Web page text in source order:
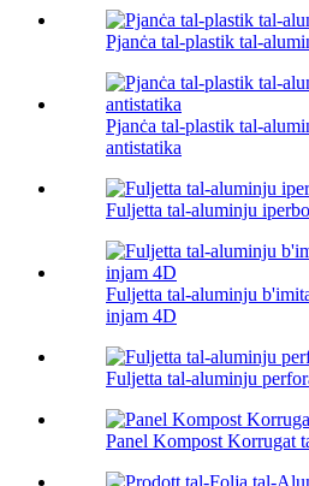
Pjanċa tal-plastik tal-
Pjanċa tal-plastik tal-
antistatika
Fuljetta tal-aluminju
Fuljetta tal-aluminju
injam 4D
Fuljetta tal-aluminju
Panel Kompost Korrugat